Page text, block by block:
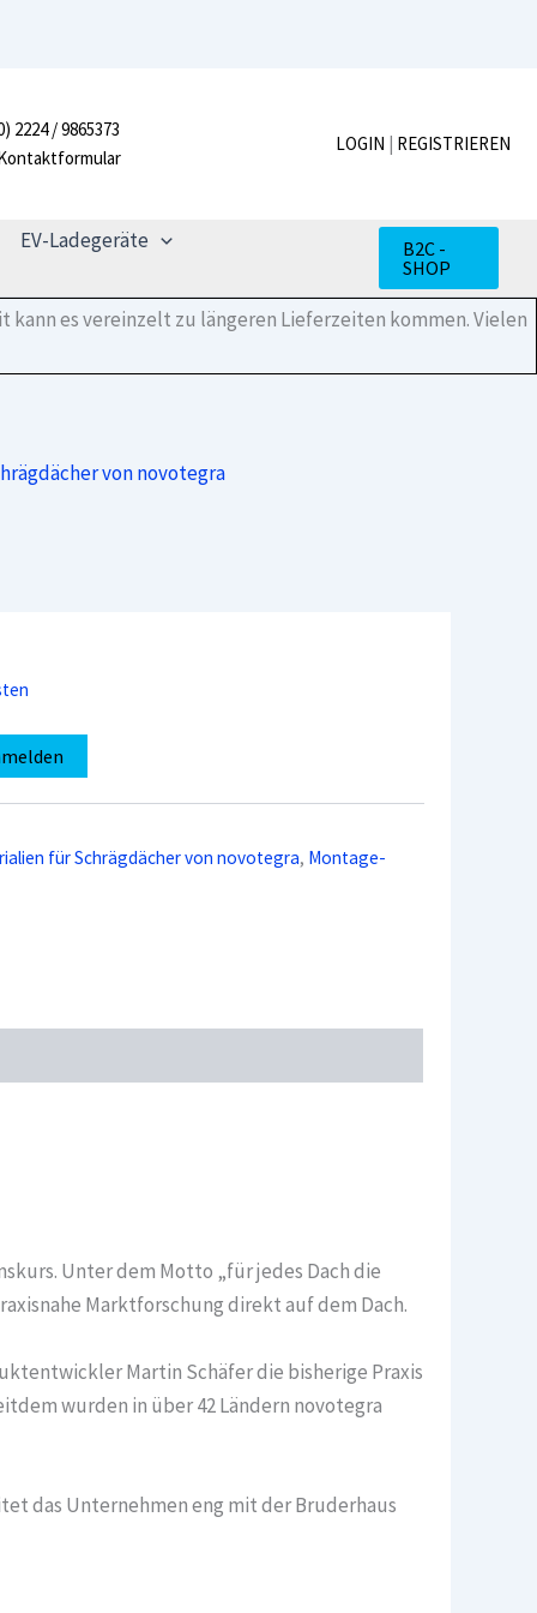
2224 / 9865373
LOGIN | REGISTRIEREN
EV-Ladegeräte
B2C -
SHOP
es vereinzelt zu längeren Lieferzeiten kommen. Vielen
von novotegra
für Schrägdächer von novotegra, Montage-
Unter dem Motto „für jedes Dach die
Marktforschung direkt auf dem Dach.
Martin Schäfer die bisherige Praxis
wurden in über 42 Ländern novotegra
das Unternehmen eng mit der Bruderhaus